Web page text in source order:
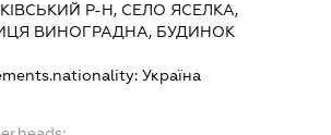
Р-Н, СЕЛО ЯСЕЛКА,
ВИНОГРАДНА, БУДИНОК
Україна